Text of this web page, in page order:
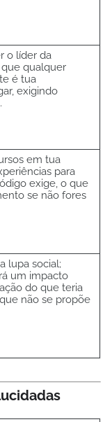
o líder da
qualquer
é tua
exigindo
em tua
para
exige, o que
se não fores
lupa social;
um impacto
do que teria
não se propõe